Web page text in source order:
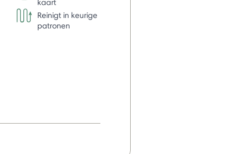
kaart
Reinigt in keurige
patronen